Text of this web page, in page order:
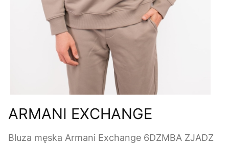
ARMANI EXCHANGE
Bluza męska Armani Exchange 6DZMBA ZJADZ